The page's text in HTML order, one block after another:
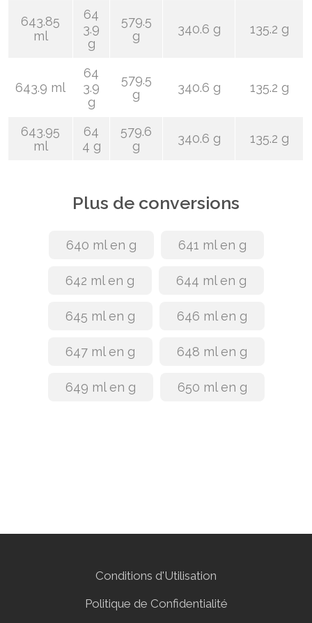
643.85
ml
64
3.9
g
579.5
g
340.6 g 135.2 g
643.9 ml
64
3.9
g
579.5
g
340.6 g 135.2 g
643.95
ml
64
4 g
579.6
g
340.6 g 135.2 g
Plus de conversions
640 ml en g 641 ml en g
642 ml en g 644 ml en g
645 ml en g 646 ml en g
647 ml en g 648 ml en g
649 ml en g 650 ml en g
Conditions d'Utilisation
Politique de Confidentialité